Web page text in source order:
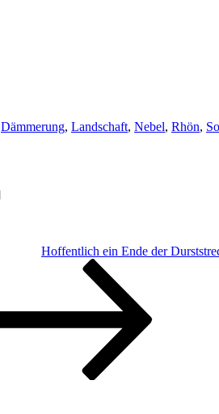
Dämmerung, Landschaft, Nebel, Rhön,
Hoffentlich ein Ende der